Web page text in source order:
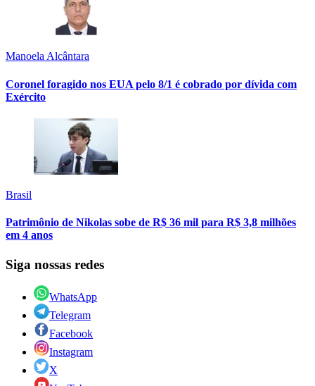
Manoela Alcântara
Coronel foragido nos EUA pelo 8/1 é cobrado por dívida com
Exército
Brasil
Patrimônio de Nikolas sobe de R$ 36 mil para R$ 3,8 milhões
em 4 anos
Siga nossas redes
WhatsApp
Telegram
Facebook
Instagram
X